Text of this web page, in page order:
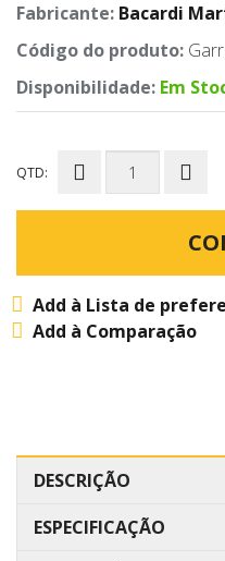
Fabricante: Bacardi
Código do produto:
Disponibilidade: Em
QTD:
Add à Lista de
Add à Comparação
DESCRIÇÃO
ESPECIFICAÇÃO